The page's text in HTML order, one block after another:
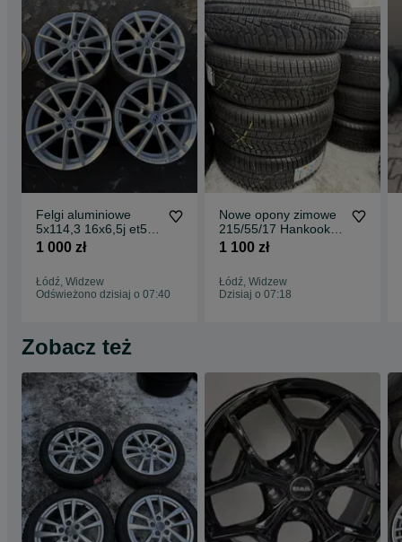
Felgi aluminiowe
5x114,3 16x6,5j et50
Hyundai Kia Mazda
1 000 zł
Łódź, Widzew
Odświeżono dzisiaj o 07:40
Nowe opony zimowe
215/55/17 Hankook
Winter Icept Evo2
1 100 zł
Łódź, Widzew
Dzisiaj o 07:18
Zobacz też